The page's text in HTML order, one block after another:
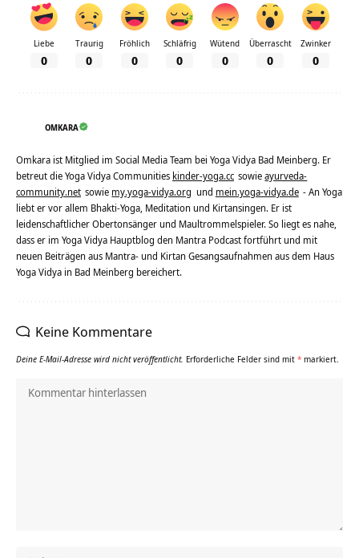
Liebe
0
Traurig
0
Fröhlich
0
Schläfrig
0
Wütend
0
Überrascht
0
Zwinker
0
OMKARA
Omkara ist Mitglied im Social Media Team bei Yoga Vidya Bad Meinberg. Er
betreut die Yoga Vidya Communities kinder-yoga.cc sowieayurveda-
community.net sowie my.yoga-vidya.org und mein.yoga-vidya.de - An Yoga
liebt er vor allem Bhakti-Yoga, Meditation und Kirtansingen. Er ist
leidenschaftlicher Obertonsänger und Maultrommelspieler. So liegt es nahe,
dass er im Yoga Vidya Hauptblog den Mantra Podcast fortführt und mit
neuen Beiträgen aus Mantra- und Kirtan Gesangsaufnahmen aus dem Haus
Yoga Vidya in Bad Meinberg bereichert.
Keine Kommentare
Deine E-Mail-Adresse wird nicht veröffentlicht. Erforderliche Felder sind mit * markiert.